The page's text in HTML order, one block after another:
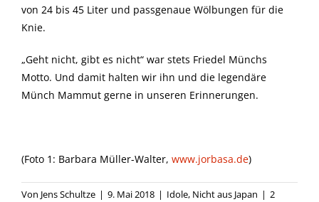
von 24 bis 45 Liter und passgenaue Wölbungen für die
Knie.
„Geht nicht, gibt es nicht“ war stets Friedel Münchs
Motto. Und damit halten wir ihn und die legendäre
Münch Mammut gerne in unseren Erinnerungen.
(Foto 1: Barbara Müller-Walter, www.jorbasa.de)
Von Jens Schultze | 9. Mai 2018 | Idole, Nicht aus Japan | 2